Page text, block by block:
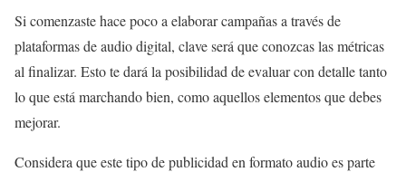
Si comenzaste hace poco a elaborar campañas a través de
plataformas de audio digital, clave será que conozcas las métricas
al finalizar. Esto te dará la posibilidad de evaluar con detalle tanto
lo que está marchando bien, como aquellos elementos que debes
mejorar.
Considera que este tipo de publicidad en formato audio es parte